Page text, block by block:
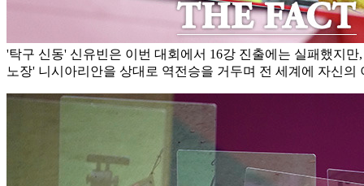
'탁구 신동' 신유빈은 이번 대회에서 16강 진출에는 실패했지
노장' 니시아리안을 상대로 역전승을 거두며 전 세계에 자신의